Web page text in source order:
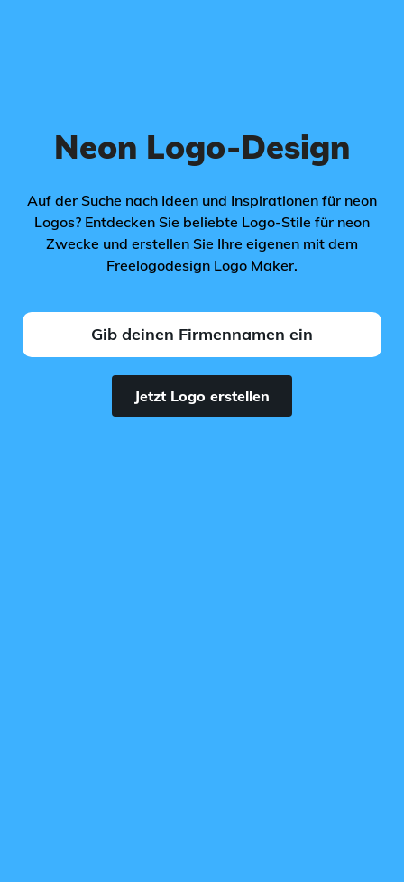
Neon Logo-Design
Auf der Suche nach Ideen und Inspirationen für neon
Logos? Entdecken Sie beliebte Logo-Stile für neon
Zwecke und erstellen Sie Ihre eigenen mit dem
Freelogodesign Logo Maker.
Jetzt Logo erstellen